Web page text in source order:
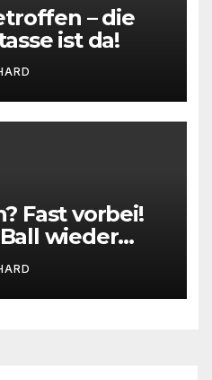
– die
ist da!
Fast vorbei!
wieder